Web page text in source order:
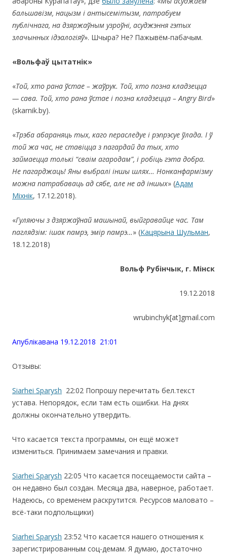
бальшавізм, нацызм і антысемітызм, патрабуем
публічнага, на дзяржаўным узроўні, асуджэння гэтых
злачынных ідэалогіяў». Шчыра? Не? Пажывём-пабачым.
«Вольфаў цытатнік»
«Той, хто рана ўстае – жаўрук. Той, хто позна кладзецца
— сава. Той, хто рана ўстае і позна кладзецца – Angry Bird»
(skarnik.by).
«Трэба абараняць тых, каго пераследуе і рэпрэсуе ўлада. І ў
той жа час, не ставіцца з пагардай да тых, хто
займаецца толькі “сваім агародам”, і робіць гэта добра.
Не пагарджаць! Яны выбралі іншы шлях… Нонканфармізму
можна патрабаваць ад сябе, але не ад іншых» (Адам
Міхнік, 17.12.2018).
«Гуляючы з дзяржаўнай машынай, выйгравайце час. Там
паглядзім: ішак памрэ, эмір памрэ…» (Кацярына Шульман,
18.12.2018)
Вольф Рубінчык, г. Мінск
19.12.2018
wrubinchyk[at]gmail.com
Апублiкавана 19.12.2018 21:01
Отзывы:
Siarhei Sparysh 22:02 Попрошу перечитать бел.текст
устава. Непорядок, если там есть ошибки. На днях
должны окончательно утвердить.
Что касается текста программы, он ещё может
измениться. Принимаем замечания и правки.
Siarhei Sparysh 22:05 Что касается посещаемости сайта –
он недавно был создан. Месяца два, наверное, работает.
Надеюсь, со временем раскрутится. Ресурсов маловато –
всё-таки подпольщики)
Siarhei Sparysh 23:52 Что касается нашего отношения к
зарегистрированным соц-демам. Я думаю, достаточно